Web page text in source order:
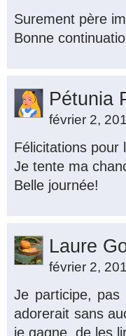
Surement père
Bonne
Pétunia
février 2,
Félicitations pour
Je tente ma
Belle journée!
Laure
février 2,
Je participe,
adorerait sans
je gagne, de les